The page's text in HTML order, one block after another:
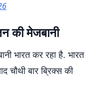
की मेजबानी
भारत कर रहा है. भारत
बार ब्रिक्स की